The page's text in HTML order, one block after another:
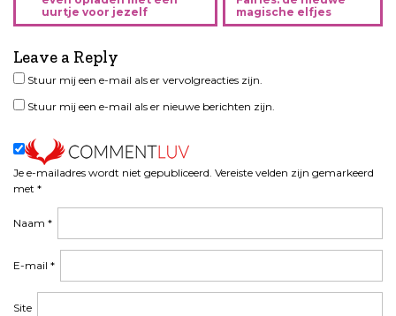
r
c
h
t
v
i
g
a
e
uurtje voor jezelf
magische elfjes
Leave a Reply
Je e-mailadres wordt niet gepubliceerd. Vereiste velden zijn gemarkeerd
met *
Naam *
E-mail *
Site
Stuur mij een e-mail als er vervolgreacties zijn.
Stuur mij een e-mail als er nieuwe berichten zijn.